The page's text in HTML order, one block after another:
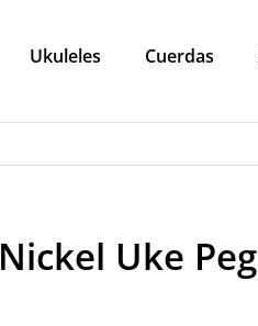
Ukuleles Cuerdas
Nickel Uke Peg